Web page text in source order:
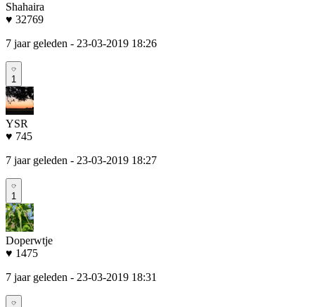
Shahaira
♥ 32769
7 jaar geleden - 23-03-2019 18:26
1
YSR
♥ 745
7 jaar geleden - 23-03-2019 18:27
1
Doperwtje
♥ 1475
7 jaar geleden - 23-03-2019 18:31